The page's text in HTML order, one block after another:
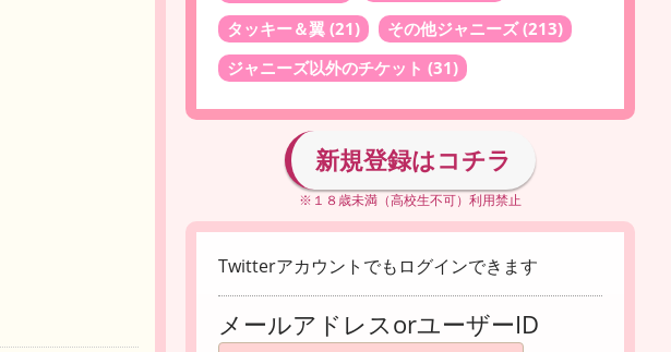
タッキー＆翼 (21) その他ジャニーズ(213)
ジャニーズ以外のチケット (31)
新規登録はコチラ
※１８歳未満（高校生不可）利用禁止
Twitterアカウントでもログインできます
メールアドレスorユーザーID